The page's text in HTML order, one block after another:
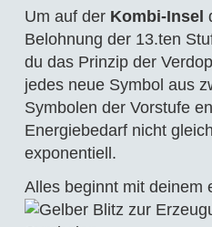
Um auf der Kombi-Insel
Belohnung der 13.ten
du das Prinzip der
jedes neue Symbol aus
Symbolen der Vorstufe
Energiebedarf nicht
exponentiell.
Alles beginnt mit deinem